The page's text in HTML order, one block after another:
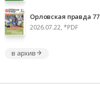
Орловская правда 77
2026.07.22, *PDF
в архив